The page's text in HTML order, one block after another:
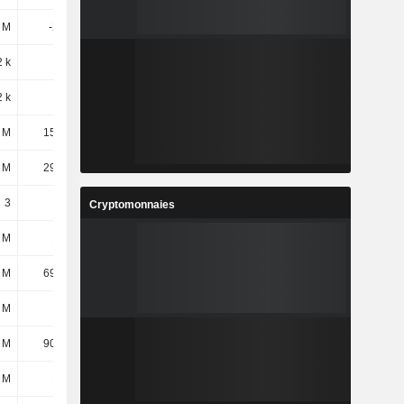
-241 M
k
k
15,96 M
29,09 M
3 3
69,38 M
90,47 M
Cryptomonnaies